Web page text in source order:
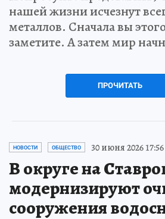
нашей жизни исчезнут
металлов. Сначала вы
заметите. А затем мир
ПРОЧИТАТЬ
НОВОСТИ ОБЩЕСТВО 30 июня 2026 17:56
В округе на
модернизируют
сооружения